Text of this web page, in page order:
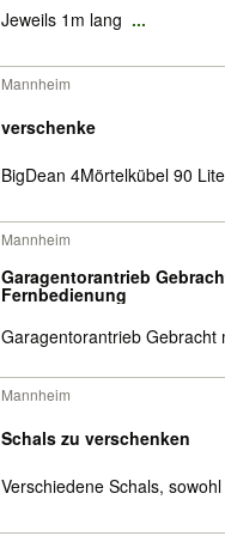
Jeweils 1m lang ...
Mannheim
verschenke
BigDean 4Mörtelkübel 90
Mannheim
Garagentorantrieb
Fernbedienung
Garagentorantrieb Gebracht
Mannheim
Schals zu verschenken
Verschiedene Schals,